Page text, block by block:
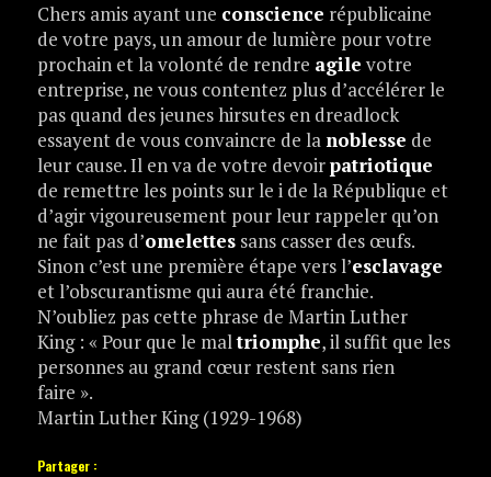
Chers amis ayant une conscience républicaine
de votre pays, un amour de lumière pour votre
prochain et la volonté de rendre agile votre
entreprise, ne vous contentez plus d’accélérer le
pas quand des jeunes hirsutes en dreadlock
essayent de vous convaincre de la noblesse de
leur cause. Il en va de votre devoirpatriotique
de remettre les points sur le i de la République et
d’agir vigoureusement pour leur rappeler qu’on
ne fait pas d’omelettessans casser des œufs.
Sinon c’est une première étape vers l’esclavage
et l’obscurantisme qui aura été franchie.
N’oubliez pas cette phrase de Martin Luther
King : « Pour que le maltriomphe, il suffit que les
personnes au grand cœur restent sans rien
faire ».
Martin Luther King (1929-1968)
Partager :